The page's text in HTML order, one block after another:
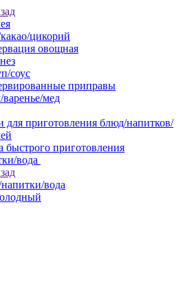
цикорий
овощная
соус
приправы
мед
для приготовления блюд/напитков/
быстрого приготовления
вода
вода